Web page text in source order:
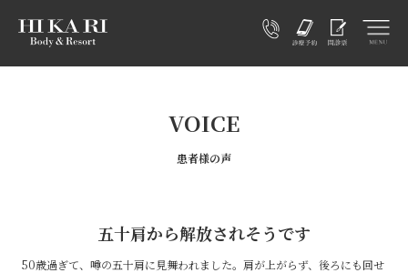
VOICE
患者様の声
五十肩から解放されそうです
50歳過ぎて、噂の五十肩に見舞われました。肩が上がらず、後ろにも回せ